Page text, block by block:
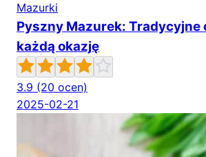
Mazurki
Pyszny Mazurek: Tradycyjne
każdą okazję
3.9 (20 ocen)
2025-02-21